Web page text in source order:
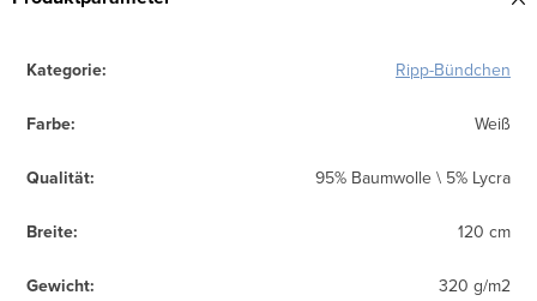
Kategorie: Ripp-Bündchen
Farbe: Weiß
Qualität: 95% Baumwolle \ 5% Lycra
Breite: 120 cm
Gewicht: 320 g/m2